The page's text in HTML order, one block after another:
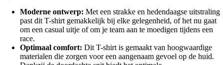
Moderne ontwerp: Met een strakke en hedendaagse uitstraling
past dit T-shirt gemakkelijk bij elke gelegenheid, of het nu gaat
om een casual uitje of om je team aan te moedigen tijdens een
race.
Optimaal comfort: Dit T-shirt is gemaakt van hoogwaardige
materialen die zorgen voor een aangenaam gevoel op de huid.